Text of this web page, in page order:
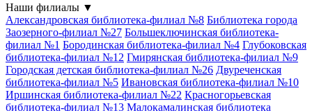
Наши филиалы ▼
Александровская библиотека-филиал №8 Библиотека города
Заозерного-филиал №27 Большеключинская библиотека-
филиал №1 Бородинская библиотека-филиал №4 Глубоковская
библиотека-филиал №12 Гмирянская библиотека-филиал №9
Городская детская библиотека-филиал №26 Двуреченская
библиотека-филиал №5 Ивановская библиотека-филиал №10
Иршинская библиотека-филиал №22 Красногорьевская
библиотека-филиал №13 Малокамалинская библиотека